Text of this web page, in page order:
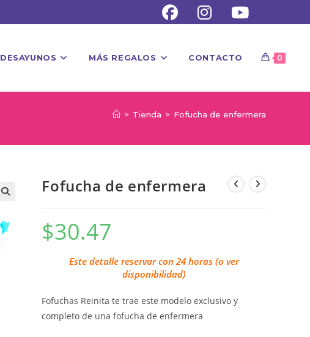
DESAYUNOS MÁS REGALOS CONTACTO 0
> Tienda > Fofucha de enfermera
Fofucha de enfermera
$30.47
Este detalle reservar con 24 horas (o ver
disponibilidad)
Fofuchas Reinita te trae este modelo exclusivo y
completo de una fofucha de enfermera